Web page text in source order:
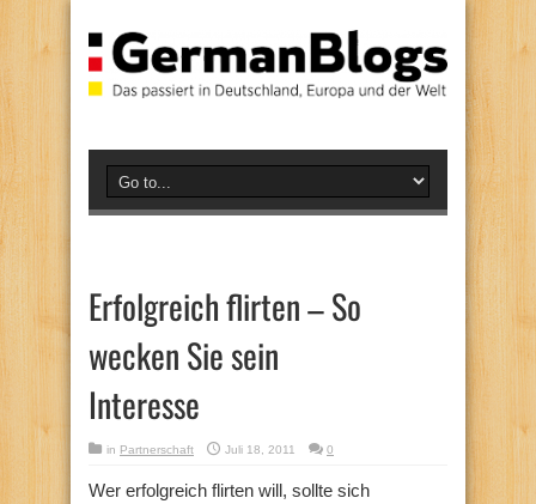
Erfolgreich flirten – So
wecken Sie sein
Interesse
in Partnerschaft Juli 18, 2011 0
Wer erfolgreich flirten will, sollte sich